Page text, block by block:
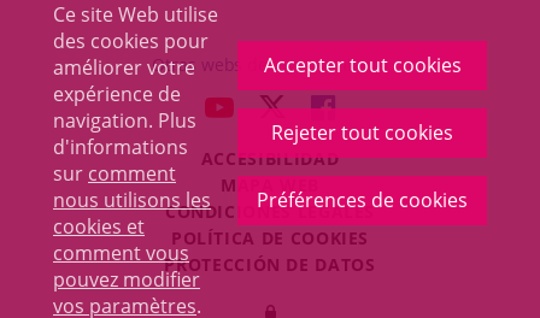
Ce site Web utilise
des cookies pour
améliorer votre
expérience de
navigation. Plus
d'informations
sur comment
nous utilisons les
cookies et
comment vous
pouvez modifier
vos paramètres.
Accepter tout cookies
Rejeter tout cookies
Préférences de cookies
una
ventana
nueva.
externa.
Otras webs del ayuntamiento
ENLACE
UNA
APLICACIÓN
EXTERNA.
ENLACE
A
UNA
APLICACIÓN
EXTERNA.
ENLACE
A
UNA
APLICACIÓN
EXTERNA.
ACCESIBILIDAD
MAPA WEB
CONDICIONES LEGALES
POLÍTICA DE COOKIES
PROTECCIÓN DE DATOS
Iniciar